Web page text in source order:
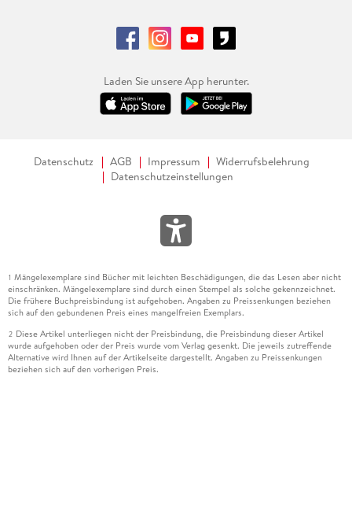
Laden Sie unsere App herunter.
Datenschutz AGB Impressum
Widerrufsbelehrung
Datenschutzeinstellungen
1 Mängelexemplare sind Bücher mit leichten Beschädigungen, die das Lesen aber nicht
einschränken. Mängelexemplare sind durch einen Stempel als solche gekennzeichnet.
Die frühere Buchpreisbindung ist aufgehoben. Angaben zu Preissenkungen beziehen
sich auf den gebundenen Preis eines mangelfreien Exemplars.
2 Diese Artikel unterliegen nicht der Preisbindung, die Preisbindung dieser Artikel
wurde aufgehoben oder der Preis wurde vom Verlag gesenkt. Die jeweils zutreffende
Alternative wird Ihnen auf der Artikelseite dargestellt. Angaben zu Preissenkungen
beziehen sich auf den vorherigen Preis.